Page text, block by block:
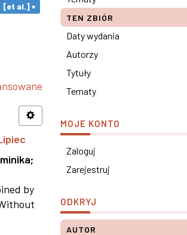
[et al.] ×
;
by
TEN ZBIÓR
Daty wydania
Autorzy
Tytuły
Tematy
MOJE KONTO
Zaloguj
Zarejestruj
ODKRYJ
AUTOR